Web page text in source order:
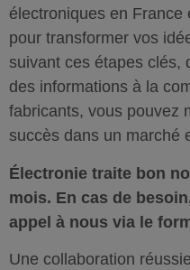
électroniques en France
pour transformer vos
suivant ces étapes clés,
des informations à la
fabricants, vous pouvez
succès dans un marché
Électronie traite bon
mois. En cas de
appel à nous via le
Une collaboration